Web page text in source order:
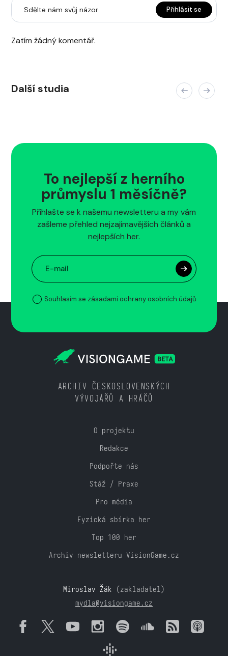
Sdělte nám svůj názor Přihlásit se
Zatím žádný komentář.
Další studia
To nejlepší z herního
průmyslu 1 měsíčně?
Přihlašte se k našemu newsletteru a my vám
zašleme přehled nejzajímavějších článků a
nejlepších her.
Souhlasím se zásadami ochrany osobních údajů
ARCHIV ČESKOSLOVENSKÝCH
VÝVOJÁŘŮ A HRÁČŮ
O projektu
Redakce
Podpořte nás
Stáž / Praxe
Pro média
Fyzická sbírka her
Top 100 her
Archiv newsletteru VisionGame.cz
Miroslav Žák (zakladatel)
mydla@visiongame.cz